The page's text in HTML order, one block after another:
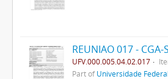
UFV.000.005.04.02.017
Part ofUniversidade